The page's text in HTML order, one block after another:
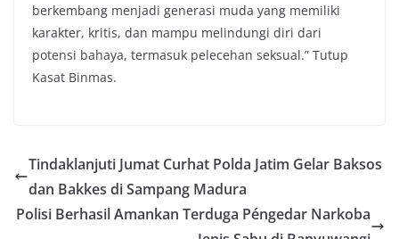
berkembang menjadi generasi muda yang memiliki
karakter, kritis, dan mampu melindungi diri dari
potensi bahaya, termasuk pelecehan seksual.” Tutup
Kasat Binmas.
Tindaklanjuti Jumat Curhat Polda Jatim Gelar Baksos
dan Bakkes di Sampang Madura
Polisi Berhasil Amankan Terduga Péngedar Narkoba